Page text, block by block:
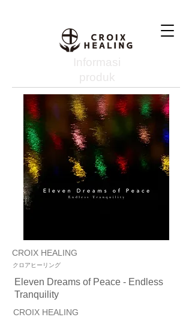
Informasi
produk
CROIX HEALING
クロアヒーリング
Eleven Dreams of Peace - Endless
Tranquility
CROIX HEALING